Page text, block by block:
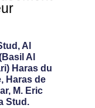
Al
Al
Haras du
Haras de
M. Eric
Stud.